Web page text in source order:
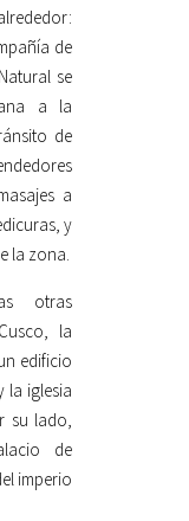
de
se
a la
de
a
y
la zona.
otras
la
edificio
la iglesia
su lado,
de
imperio